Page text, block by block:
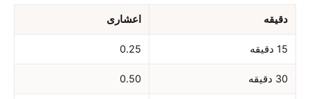
دقیقه اعشاری
15 دقیقه 0.25
30 دقیقه 0.50